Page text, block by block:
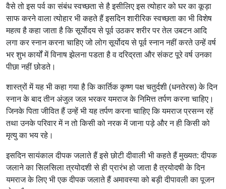
वैसे तो इस पर्व का संबंध स्वच्छता से है इसीलिए इस त्योहार को घर का कूड़ा
साफ करने वाला त्योहार भी कहते हैं इसदिन शारीरिक स्वच्छता का भी विशेष
महत्व है कहा जाता है कि सूर्योदय से पूर्व उठकर शरीर पर तेल उबटन आदि
लगा कर स्नान करना चाहिए जो लोग सूर्योदय से पूर्व स्नान नहीं करते उन्हें वर्ष
भर शुभ कार्यों में विनाष झेलना पडता है व दरिद्रता और संकट पूरे वर्ष उनका
पीछा नहीं छोडते।
शास्त्रों में यह भी कहा गया है कि कार्तिक कृष्ण पक्ष चतुर्दशी (धनतेरस) के दिन
स्नान के बाद तीन अंजुल जल भरकर यमराज के निमित्त तर्पण करना चाहिए।
जिनके पिता जीवित हैं उन्हें भी यह तर्पण करना चाहिए कि यमराज प्रसन्न रहें
तथा उनके परिवार में न तो किसी को नरक में जाना पड़े और न ही किसी को
मृत्यु का भय रहे।
इसदिन सायंकाल दीपक जलाते हैं इसे छोटी दीवाली भी कहते हैं मुख्यत: दीपक
जलाने का सिलसिला त्रयोदशी से ही प्रारंभ हो जाता है त्रयोदषी के दिन
यमराज के लिए भी एक दीपक जलाते हैं अमावस्या को बड़ी दीपावली का पूजन